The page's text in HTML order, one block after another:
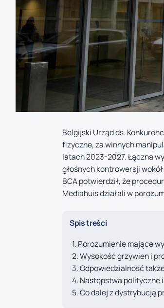
Belgijski Urząd ds.
fizyczne, za winnych
latach 2023-2027. Łączna
głośnych kontrowersji
BCA potwierdził, że
Mediahuis działali w
Spis treści
Porozumienie mające
Wysokość grzywien i
Odpowiedzialność
Następstwa polityczne
Co dalej z dystrybucją